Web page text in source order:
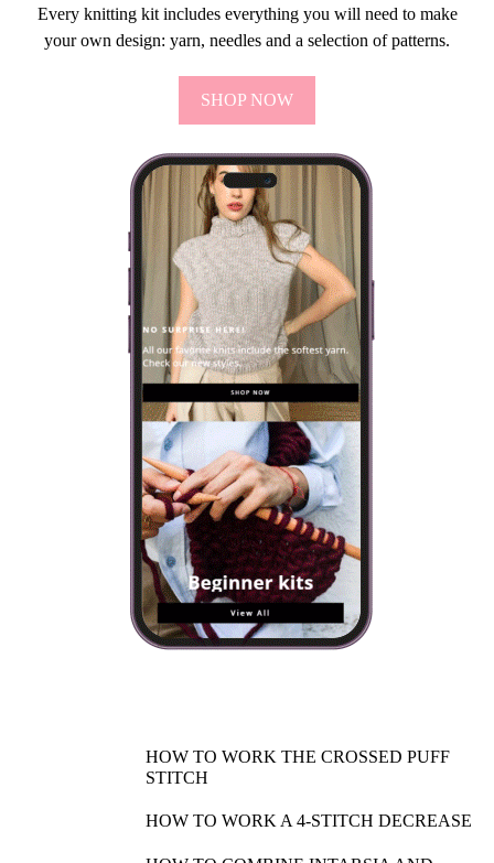
Every knitting kit includes everything you will need to make
your own design: yarn, needles and a selection of patterns.
SHOP NOW
HOW TO WORK THE CROSSED PUFF
STITCH
HOW TO WORK A 4-STITCH DECREASE